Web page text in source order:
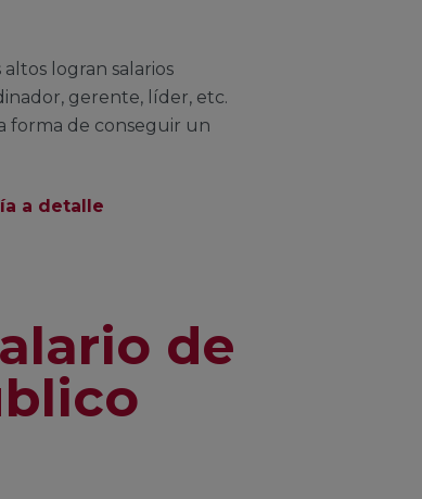
logran salarios
gerente, líder, etc.
forma de conseguir un
a detalle
de